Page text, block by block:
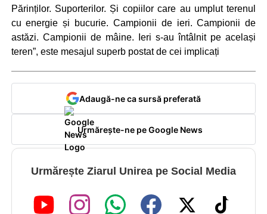
Părinților. Suporterilor. Și copiilor care au umplut terenul
cu energie și bucurie. Campionii de ieri. Campionii de
astăzi. Campionii de mâine. Ieri s-au întâlnit pe același
teren”, este mesajul superb postat de cei implicați
Adaugă-ne ca sursă preferată
Urmărește-ne pe Google News
Urmărește Ziarul Unirea pe Social Media